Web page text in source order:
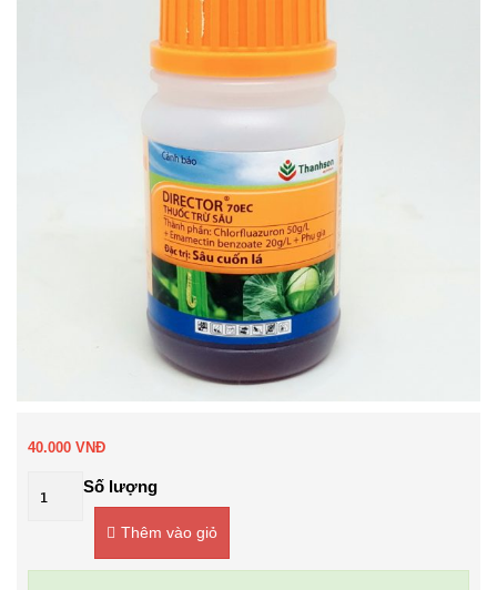
40.000 VNĐ
Số lượng
Thêm vào giỏ